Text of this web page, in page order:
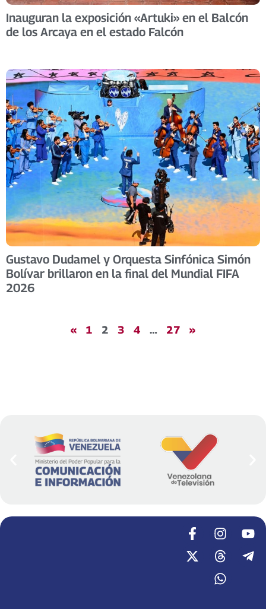
Inauguran la exposición «Artuki» en el Balcón
de los Arcaya en el estado Falcón
Gustavo Dudamel y Orquesta Sinfónica Simón
Bolívar brillaron en la final del Mundial FIFA
2026 ​
« 1 2 3 4 … 27 »